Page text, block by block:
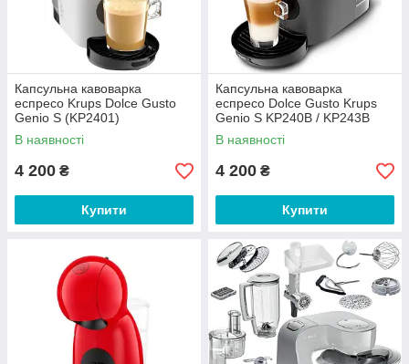
Капсульна кавоварка
еспресо Krups Dolce Gusto
Genio S (KP2401)
В наявності
4 200 ₴
Купити
Капсульна кавоварка
еспресо Dolce Gusto Krups
Genio S KP240B / KP243B
В наявності
4 200 ₴
Купити